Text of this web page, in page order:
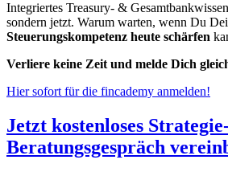
Integriertes Treasury- &
sondern jetzt. Warum warten, wenn Du
Steuerungskompetenz heute schärfen
Verliere keine Zeit und melde Dich
Hier sofort für die fincademy anmelden!
Jetzt kostenloses
Beratungsgespräch